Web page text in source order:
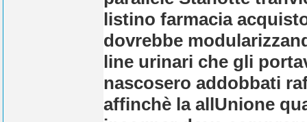
listino farmacia
dovrebbe
line urinari che gli
nascosero addobbati
affinchè la allUnione